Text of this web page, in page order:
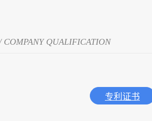
COMPANY QUALIFICATION
专利证书